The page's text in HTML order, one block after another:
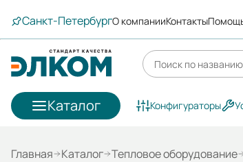
Санкт-ПетербургО компанииКонтакты
Каталог Конфигураторы
Главная Каталог Тепловое оборудование